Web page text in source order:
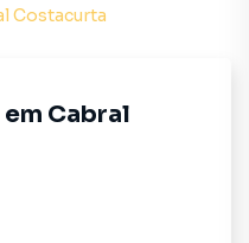
Solar para as
de reaproveitamento
Costacurta
Cabral